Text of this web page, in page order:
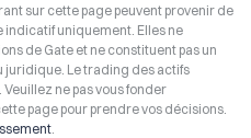
sur cette page peuvent provenir de
indicatif uniquement. Elles ne
de Gate et ne constituent pas un
juridique. Le trading des actifs
ne pas vous fonder
page pour prendre vos décisions.
.